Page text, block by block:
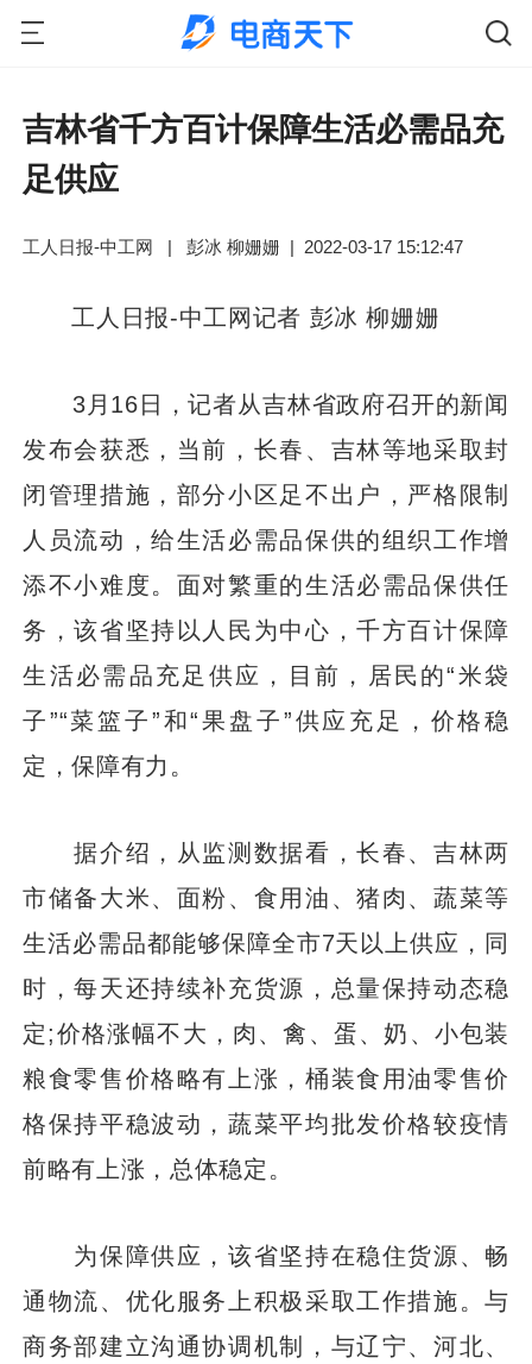
吉林省千方百计保障生活必需品充
足供应
工人日报-中工网 | 彭冰 柳姗姗 | 2022-03-17 15:12:47
工人日报-中工网记者 彭冰 柳姗姗
3月16日，记者从吉林省政府召开的新闻
发布会获悉，当前，长春、吉林等地采取封
闭管理措施，部分小区足不出户，严格限制
人员流动，给生活必需品保供的组织工作增
添不小难度。面对繁重的生活必需品保供任
务，该省坚持以人民为中心，千方百计保障
生活必需品充足供应，目前，居民的“米袋
子”“菜篮子”和“果盘子”供应充足，价格稳
定，保障有力。
据介绍，从监测数据看，长春、吉林两
市储备大米、面粉、食用油、猪肉、蔬菜等
生活必需品都能够保障全市7天以上供应，同
时，每天还持续补充货源，总量保持动态稳
定;价格涨幅不大，肉、禽、蛋、奶、小包装
粮食零售价格略有上涨，桶装食用油零售价
格保持平稳波动，蔬菜平均批发价格较疫情
前略有上涨，总体稳定。
为保障供应，该省坚持在稳住货源、畅
通物流、优化服务上积极采取工作措施。与
商务部建立沟通协调机制，与辽宁、河北、